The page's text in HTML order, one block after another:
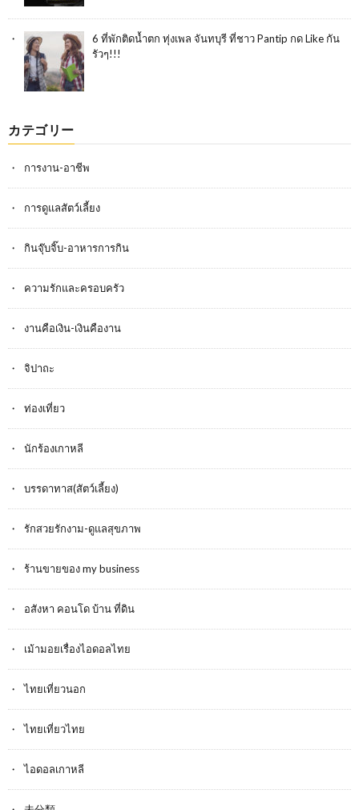
6 ที่พักติดน้ำตก ทุ่งเพล จันทบุรี ที่ชาว Pantip กด Like กัน
รัวๆ!!!
カテゴリー
การงาน-อาชีพ
การดูแลสัตว์เลี้ยง
กินจุ๊บจิ๊บ-อาหารการกิน
ความรักและครอบครัว
งานคือเงิน-เงินคืองาน
จิปาถะ
ท่องเที่ยว
นักร้องเกาหลี
บรรดาทาส(สัตว์เลี้ยง)
รักสวยรักงาม-ดูแลสุขภาพ
ร้านขายของ my business
อสังหา คอนโด บ้าน ที่ดิน
เม้ามอยเรื่องไอดอลไทย
ไทยเที่ยวนอก
ไทยเที่ยวไทย
ไอดอลเกาหลี